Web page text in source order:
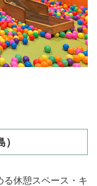
休憩スペース・キ